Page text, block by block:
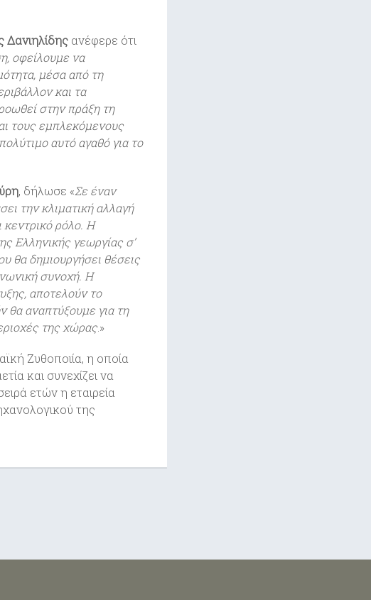
Δανιηλίδης ανέφερε ότι
οφείλουμε να
μέσα από τη
και τα
στην πράξη τη
τους εμπλεκόμενους
αυτό αγαθό για το
, δήλωσε «Σε έναν
την κλιματική αλλαγή
κεντρικό ρόλο. Η
Ελληνικής γεωργίας σ’
θα δημιουργήσει θέσεις
συνοχή. Η
αποτελούν το
θα αναπτύξουμε για τη
της χώρας.»
Ζυθοποιία, η οποία
και συνεχίζει να
ετών η εταιρεία
της